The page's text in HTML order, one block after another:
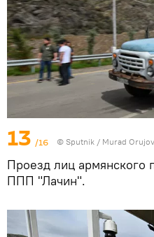
13 /16 © Sputnik / Murad Orujov
Проезд лиц армянского
ППП "Лачин".